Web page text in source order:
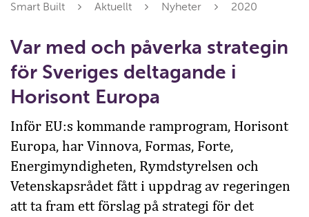
Smart Built Aktuellt Nyheter 2020
Var med och påverka strategin
för Sveriges deltagande i
Horisont Europa
Inför EU:s kommande ramprogram, Horisont
Europa, har Vinnova, Formas, Forte,
Energimyndigheten, Rymdstyrelsen och
Vetenskapsrådet fått i uppdrag av regeringen
att ta fram ett förslag på strategi för det